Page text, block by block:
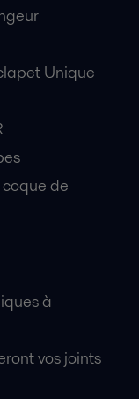
Unique
de
à
vos joints